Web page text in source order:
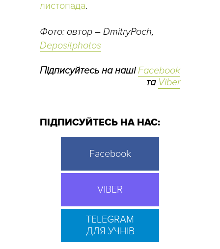
листопада.
Фото: автор – DmitryPoch,
Depositphotos
Підписуйтесь на нашіFacebook
та Viber
ПІДПИСУЙТЕСЬ НА НАС:
Facebook
VIBER
TELEGRAM
ДЛЯ УЧНІВ